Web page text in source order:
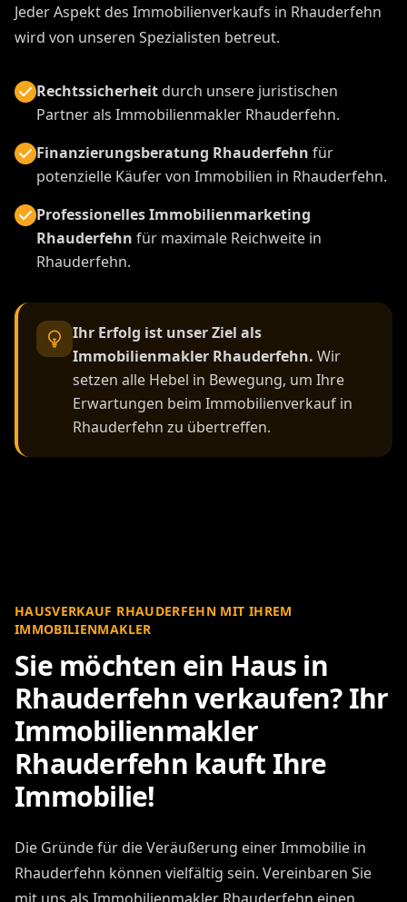
Jeder Aspekt des Immobilienverkaufs in Rhauderfehn
wird von unseren Spezialisten betreut.
Rechtssicherheitdurch unsere juristischen
Partner als Immobilienmakler Rhauderfehn.
Finanzierungsberatung Rhauderfehn für
potenzielle Käufer von Immobilien in Rhauderfehn.
Professionelles Immobilienmarketing
Rhauderfehn für maximale Reichweite in
Rhauderfehn.
Ihr Erfolg ist unser Ziel als
Immobilienmakler Rhauderfehn. Wir
setzen alle Hebel in Bewegung, um Ihre
Erwartungen beim Immobilienverkauf in
Rhauderfehn zu übertreffen.
HAUSVERKAUF RHAUDERFEHN MIT IHREM
IMMOBILIENMAKLER
Sie möchten ein Haus in
Rhauderfehn verkaufen? Ihr
Immobilienmakler
Rhauderfehn kauft Ihre
Immobilie!
Die Gründe für die Veräußerung einer Immobilie in
Rhauderfehn können vielfältig sein. Vereinbaren Sie